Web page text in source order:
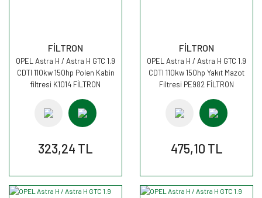
FİLTRON
OPEL Astra H / Astra H GTC 1.9
CDTI 110kw 150hp Polen Kabin
filtresi K1014 FİLTRON
323,24 TL
FİLTRON
OPEL Astra H / Astra H GTC 1.9
CDTI 110kw 150hp Yakıt Mazot
Filtresi PE982 FİLTRON
475,10 TL